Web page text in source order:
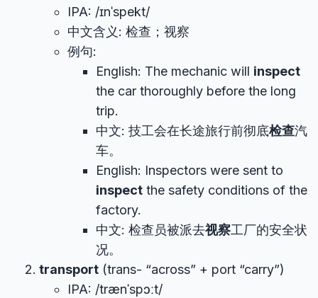
IPA: /ɪnˈspekt/
中文含义: 检查；视察
例句:
English: The mechanic will inspect
the car thoroughly before the long
trip.
中文: 技工会在长途旅行前彻底检查汽
车。
English: Inspectors were sent to
inspect the safety conditions of the
factory.
中文: 检查员被派去视察工厂的安全状
况。
transport (trans- “across” + port “carry”)
IPA: /trænˈspɔːt/